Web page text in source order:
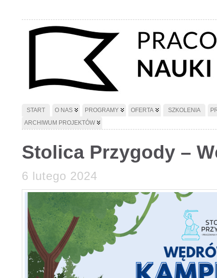
START O NAS PROGRAMY OFERTA SZKOLENIA
ARCHIWUM PROJEKTÓW
Stolica Przygody –
6 lutego 2024